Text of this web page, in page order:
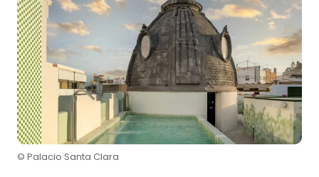
© Palacio Santa Clara